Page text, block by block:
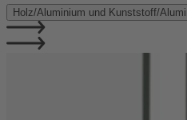
Holz/Aluminium und Kunststoff/